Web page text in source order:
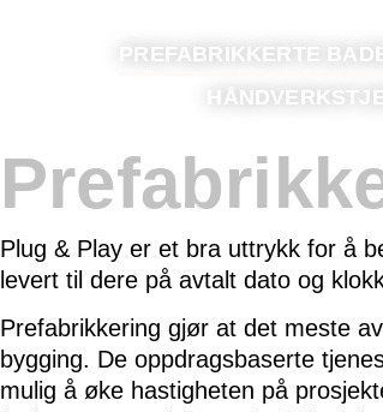
PREFABRIKKERTE
Plug & Play er et bra uttrykk for å
levert til dere på avtalt dato og
Prefabrikkering gjør at det meste
bygging. De oppdragsbaserte
mulig å øke hastigheten på